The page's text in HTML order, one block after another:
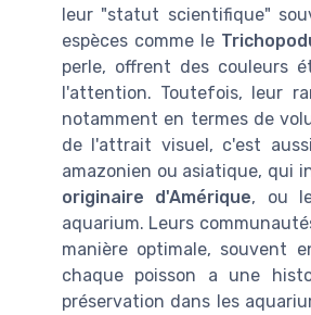
leur "statut scientifique"
espèces comme le
perle, offrent des couleurs
l'attention. Toutefois, leur
notamment en termes de
de l'attrait visuel, c'est
amazonien ou asiatique, qui
originaire d'Amérique, ou
aquarium. Leurs
manière optimale, souvent
chaque poisson a une
préservation dans les